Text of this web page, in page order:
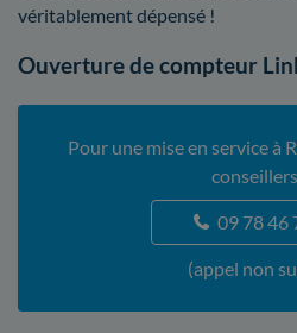
véritablement dépensé !
Ouverture de compteur
Pour une mise en service à
09 78 46
(appel non